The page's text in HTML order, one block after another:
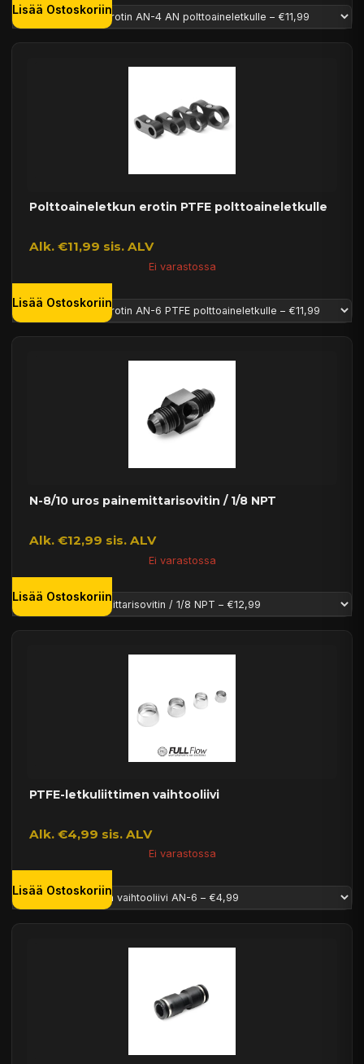
Lisää Ostoskoriin
Polttoaineletkun erotin PTFE polttoaineletkulle
Alk. €11,99 sis. ALV
Ei varastossa
Lisää Ostoskoriin
N-8/10 uros painemittarisovitin / 1/8 NPT
Alk. €12,99 sis. ALV
Ei varastossa
Lisää Ostoskoriin
PTFE-letkuliittimen vaihtooliivi
Alk. €4,99 sis. ALV
Ei varastossa
Lisää Ostoskoriin